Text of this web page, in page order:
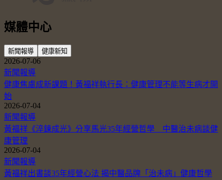
媒體中心
新聞報導 健康新知
2026-07-06
新聞報導
健康焦慮成新課題！黃福祥執行長：健康管理不能等生病才開
始
2026-07-04
新聞報導
黃福祥《淬鍊成光》分享馬光35年經營哲學 中醫治未病談健
康管理
2026-07-04
新聞報導
黃福祥出書談35年經營心法 揭中醫品牌「治未病」健康哲學